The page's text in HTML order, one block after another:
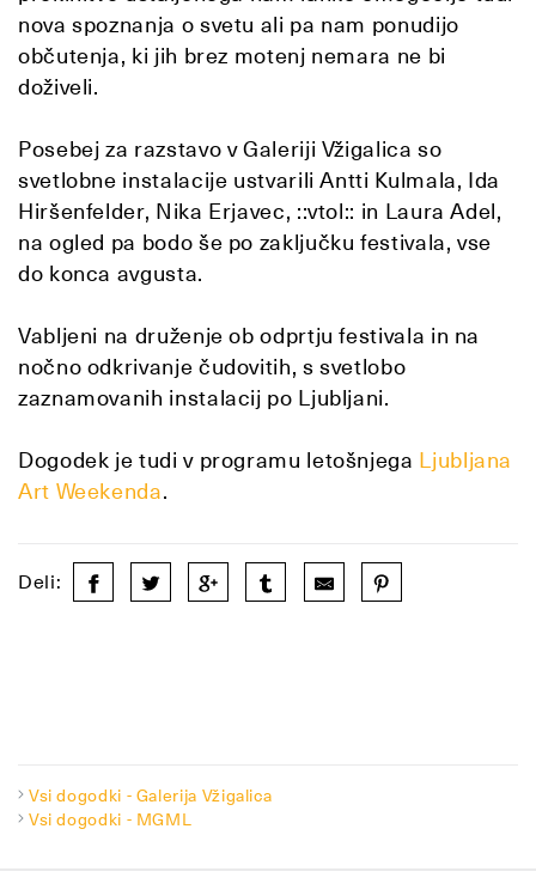
nova spoznanja o svetu ali pa nam ponudijo
občutenja, ki jih brez motenj nemara ne bi
doživeli.
Posebej za razstavo v Galeriji Vžigalica so
svetlobne instalacije ustvarili Antti Kulmala, Ida
Hiršenfelder, Nika Erjavec, ::vtol:: in Laura Adel,
na ogled pa bodo še po zaključku festivala, vse
do konca avgusta.
Vabljeni na druženje ob odprtju festivala in na
nočno odkrivanje čudovitih, s svetlobo
zaznamovanih instalacij po Ljubljani.
Dogodek je tudi v programu letošnjega Ljubljana
Art Weekenda.
Deli:
Vsi dogodki - Galerija Vžigalica
Vsi dogodki - MGML